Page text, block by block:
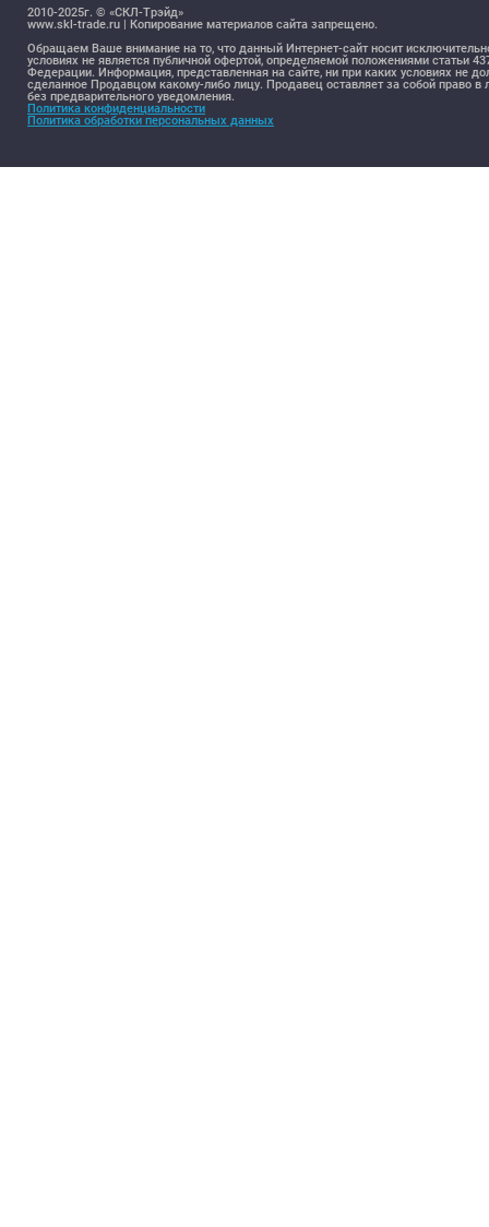
2010-2025г. © «СКЛ-Трэйд»
www.skl-trade.ru | Копирование материалов сайта запрещено.
Обращаем Ваше внимание на то, что данный Интернет-сайт носит
условиях не является публичной офертой, определяемой положениями статьи
Федерации. Информация, представленная на сайте, ни при каких условиях не
сделанное Продавцом какому-либо лицу. Продавец оставляет за собой право
без предварительного уведомления.
Политика конфиденциальности
Политика обработки персональных данных